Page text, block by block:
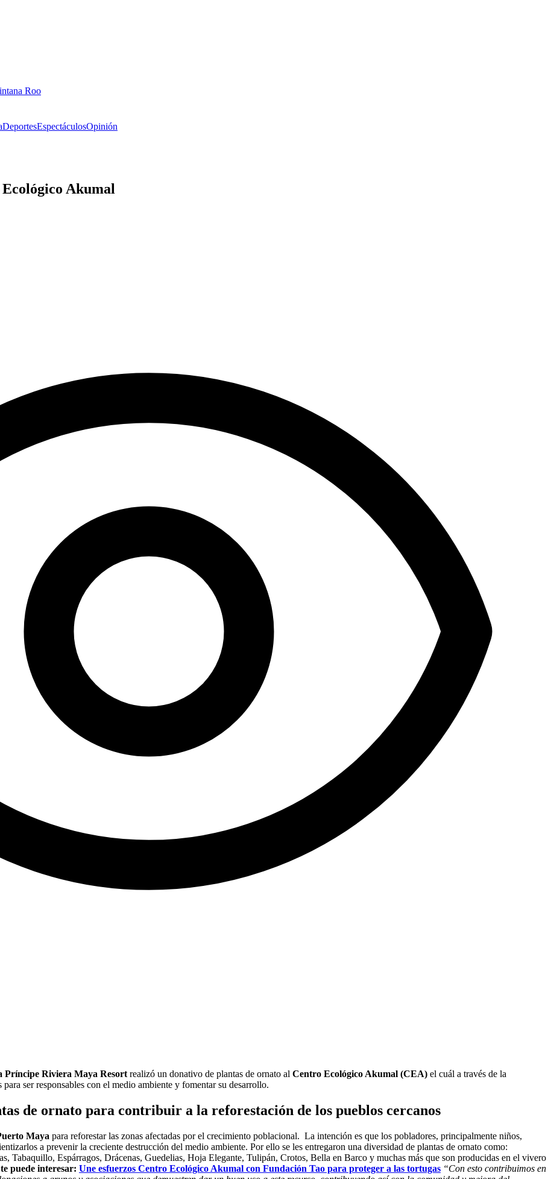
Roo
DeportesEspectáculosOpinión
Akumal
Príncipe Riviera Maya Resort realizó un donativo de plantas de ornato al Centro Ecológico Akumal (CEA) el cuál a través de la
ser responsables con el medio ambiente y fomentar su desarrollo.
de ornato para contribuir a la reforestación de los pueblos cercanos
Maya para reforestar las zonas afectadas por el crecimiento poblacional. La intención es que los pobladores, principalmente niños,
a prevenir la creciente destrucción del medio ambiente. Por ello se les entregaron una diversidad de plantas de ornato como:
Espárragos, Drácenas, Guedelias, Hoja Elegante, Tulipán, Crotos, Bella en Barco y muchas más que son producidas en el vivero
puede interesar: Une esfuerzos Centro Ecológico Akumal con Fundación Tao para proteger a las tortugas “Con esto contribuimos en